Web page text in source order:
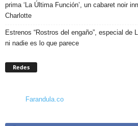
prima ‘La Última Función’, un cabaret noir
Charlotte
Estrenos “Rostros del engaño”, especial de
ni nadie es lo que parece
Redes
Farandula.co